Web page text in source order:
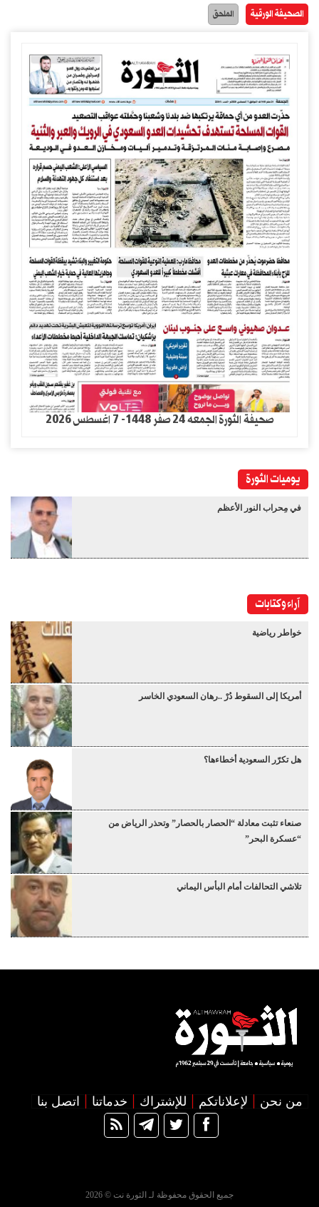
الصحيفة الورقية الملحق
صحيفة الثورة الجمعه 24 صفر 1448- 7 اغسطس 2026
يوميات الثورة
في مِحراب النور الأعظم
آراء وكتابات
خواطر رياضية
أمريكا إلى السقوط دُرْ ..رهان السعودي الخاسر
هل تكرّر السعودية أخطاءها؟
صنعاء تثبت معادلة “الحصار بالحصار” وتحذر الرياض من
“عسكرة البحر”
تلاشي التحالفات أمام البأس اليماني
من نحن لإعلاناتكم للإشتراك خدماتنا اتصل بنا
جميع الحقوق محفوظة لـ الثورة نت © 2026